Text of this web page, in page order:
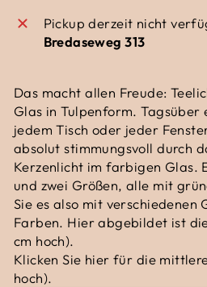
Pickup derzeit nicht
Bredaseweg 313
Das macht allen Freude:
Glas in Tulpenform. Tagsüber
jedem Tisch oder jeder
absolut stimmungsvoll durch
Kerzenlicht im farbigen Glas.
und zwei Größen, alle mit
Sie es also mit verschiedenen
Farben. Hier abgebildet ist
cm hoch).
Klicken Sie hier für die
hoch).